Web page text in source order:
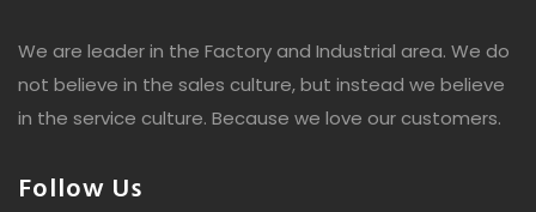
We are leader in the Factory and Industrial area. We do
not believe in the sales culture, but instead we believe
in the service culture. Because we love our customers.
Follow Us